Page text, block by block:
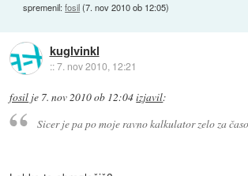
spremenil:fosil(7. nov 2010 ob 12:05)
kuglvinkl
::7. nov 2010, 12:21
fosil je 7. nov 2010 ob 12:04izjavil:
Sicer je pa po moje ravno kalkulator zelo za